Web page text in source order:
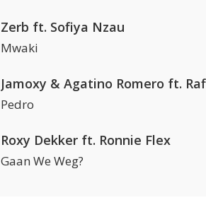
Zerb ft. Sofiya Nzau
Mwaki
Pedro
Roxy Dekker ft. Ronnie Flex
Gaan We Weg?